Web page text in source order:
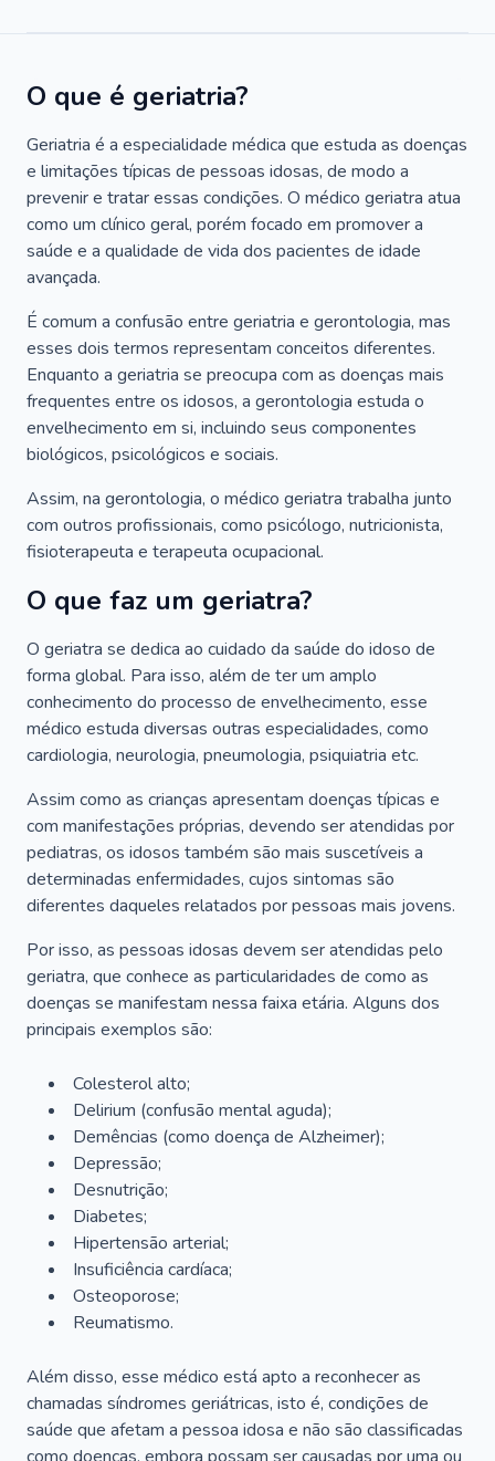
O que é geriatria?
Geriatria é a especialidade médica que estuda as doenças
e limitações típicas de pessoas idosas, de modo a
prevenir e tratar essas condições. O médico geriatra atua
como um clínico geral, porém focado em promover a
saúde e a qualidade de vida dos pacientes de idade
avançada.
É comum a confusão entre geriatria e gerontologia, mas
esses dois termos representam conceitos diferentes.
Enquanto a geriatria se preocupa com as doenças mais
frequentes entre os idosos, a gerontologia estuda o
envelhecimento em si, incluindo seus componentes
biológicos, psicológicos e sociais.
Assim, na gerontologia, o médico geriatra trabalha junto
com outros profissionais, como psicólogo, nutricionista,
fisioterapeuta e terapeuta ocupacional.
O que faz um geriatra?
O geriatra se dedica ao cuidado da saúde do idoso de
forma global. Para isso, além de ter um amplo
conhecimento do processo de envelhecimento, esse
médico estuda diversas outras especialidades, como
cardiologia, neurologia, pneumologia, psiquiatria etc.
Assim como as crianças apresentam doenças típicas e
com manifestações próprias, devendo ser atendidas por
pediatras, os idosos também são mais suscetíveis a
determinadas enfermidades, cujos sintomas são
diferentes daqueles relatados por pessoas mais jovens.
Por isso, as pessoas idosas devem ser atendidas pelo
geriatra, que conhece as particularidades de como as
doenças se manifestam nessa faixa etária. Alguns dos
principais exemplos são:
Colesterol alto;
Delirium (confusão mental aguda);
Demências (como doença de Alzheimer);
Depressão;
Desnutrição;
Diabetes;
Hipertensão arterial;
Insuficiência cardíaca;
Osteoporose;
Reumatismo.
Além disso, esse médico está apto a reconhecer as
chamadas síndromes geriátricas, isto é, condições de
saúde que afetam a pessoa idosa e não são classificadas